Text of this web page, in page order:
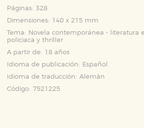
Páginas: 328
Dimensiones: 140 x 215 mm
Tema:
Novela contemporánea - literatura
policiaca y thriller
A partir de: 18 años
Idioma de publicación:
Español
Idioma de traducción: Alemán
Código: 7521225